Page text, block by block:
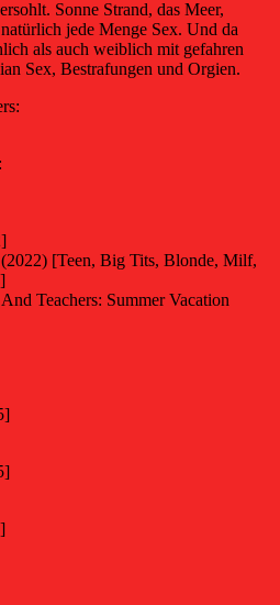
Sonne Strand, das Meer,
jede Menge Sex. Und da
als auch weiblich mit gefahren
Sex, Bestrafungen und Orgien.
(2022) [Teen, Big Tits, Blonde, Milf,
Teachers: Summer Vacation